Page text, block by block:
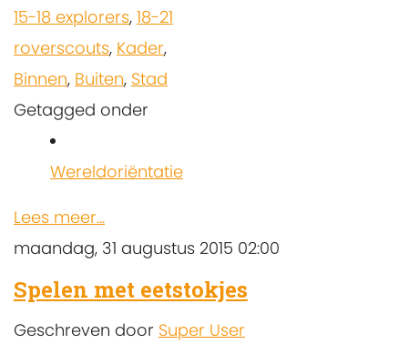
15-18 explorers, 18-21
roverscouts, Kader,
Binnen, Buiten, Stad
Getagged onder
Wereldoriëntatie
Lees meer...
maandag, 31 augustus 2015 02:00
Spelen met eetstokjes
Geschreven door Super User